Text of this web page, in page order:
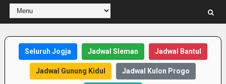
Seluruh Jogja Jadwal Sleman Jadwal Bantul
Jadwal Gunung Kidul Jadwal Kulon Progo